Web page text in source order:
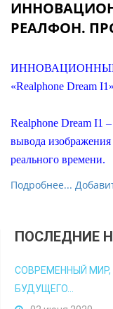
РЕАЛФОН.
ИННОВАЦИОННЫЙ
«Realphone Dream
Realphone Dream I1
вывода
реального времени.
Подробнее...
ПОСЛЕДНИЕ
СОВРЕМЕННЫЙ
БУДУЩЕГО...